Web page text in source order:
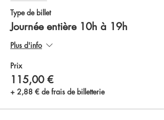
Type de billet
Journée entière 10h à 19h
Plus d'info
Prix
115,00 €
+ 2,88 € de frais de billetterie